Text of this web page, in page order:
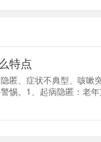
特点
匿、症状不典型、咳
惕。1、起病隐匿：老